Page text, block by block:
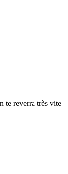
te reverra très vite